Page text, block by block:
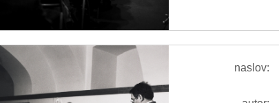
naslov: